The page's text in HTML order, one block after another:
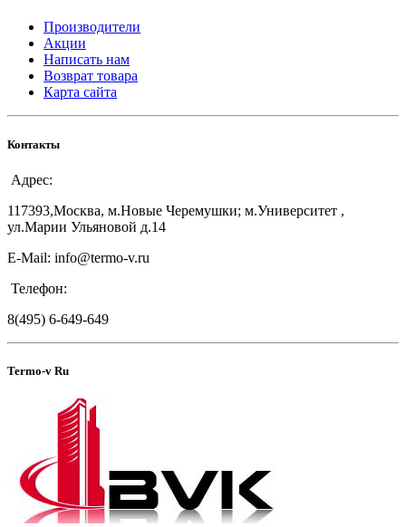
Производители
Акции
Написать нам
Возврат товара
Карта сайта
Контакты
Адрес:
117393,Москва, м.Новые Черемушки; м.Университет ,
ул.Марии Ульяновой д.14
E-Mail: info@termo-v.ru
Телефон:
8(495) 6-649-649
Termo-v Ru